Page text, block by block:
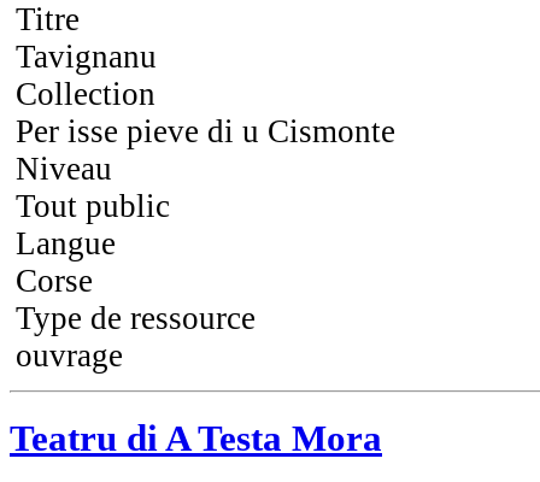
Titre
Tavignanu
Collection
Per isse pieve di u Cismonte
Niveau
Tout public
Langue
Corse
Type de ressource
ouvrage
Teatru di A Testa Mora